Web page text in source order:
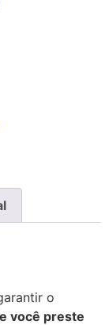
o
você preste